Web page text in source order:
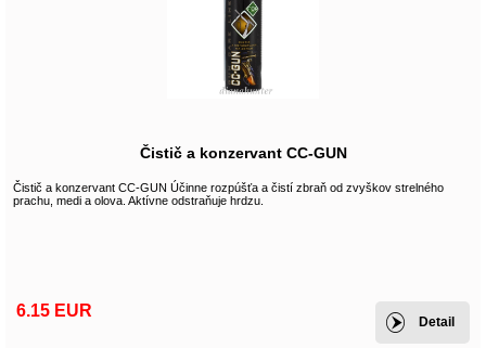
Čistič a konzervant CC-GUN
Čistič a konzervant CC-GUN Účinne rozpúšťa a čistí zbraň od zvyškov strelného
prachu, medi a olova. Aktívne odstraňuje hrdzu.
6.15 EUR
Detail